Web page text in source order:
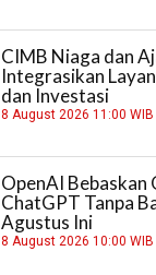
CIMB Niaga dan
Integrasikan
dan Investasi
8 August 2026 11:00 WIB
OpenAI Bebaskan
ChatGPT Tanpa
Agustus Ini
8 August 2026 10:00 WIB